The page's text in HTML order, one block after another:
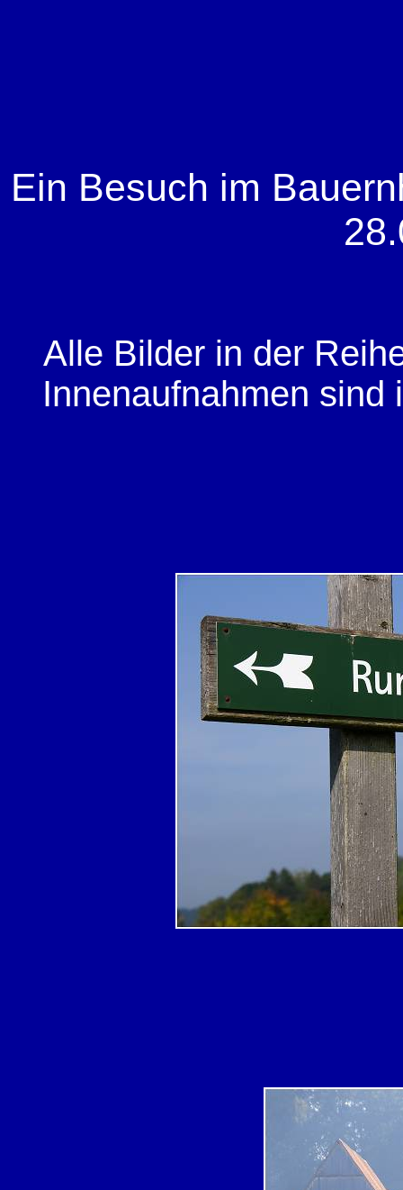
Ein Besuch im
Alle Bilder in der
Innenaufnahmen sind